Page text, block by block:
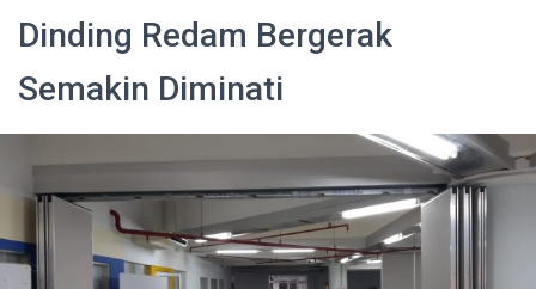
Dinding Redam Bergerak
Semakin Diminati